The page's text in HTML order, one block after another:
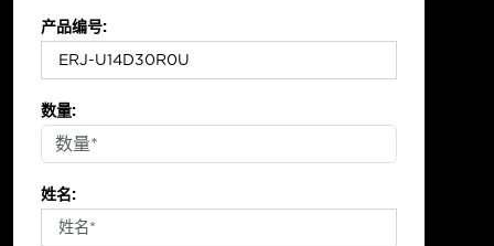
产品编号:
数量:
姓名: